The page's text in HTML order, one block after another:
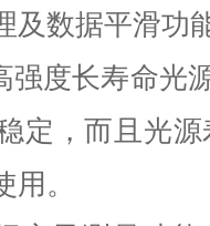
及数据平滑功
强度长寿命光
定，而且光
。